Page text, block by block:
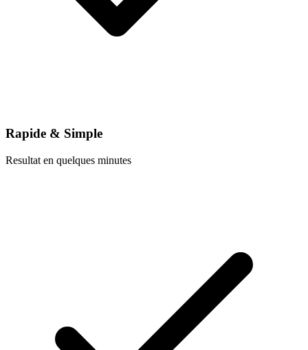
Rapide & Simple
Resultat en quelques minutes